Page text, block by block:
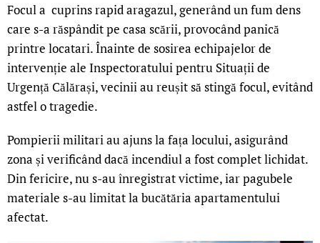
Focul a cuprins rapid aragazul, generând un fum dens
care s-a răspândit pe casa scării, provocând panică
printre locatari. Înainte de sosirea echipajelor de
intervenție ale Inspectoratului pentru Situații de
Urgență Călărași, vecinii au reușit să stingă focul, evitând
astfel o tragedie.
Pompierii militari au ajuns la fața locului, asigurând
zona și verificând dacă incendiul a fost complet lichidat.
Din fericire, nu s-au înregistrat victime, iar pagubele
materiale s-au limitat la bucătăria apartamentului
afectat.